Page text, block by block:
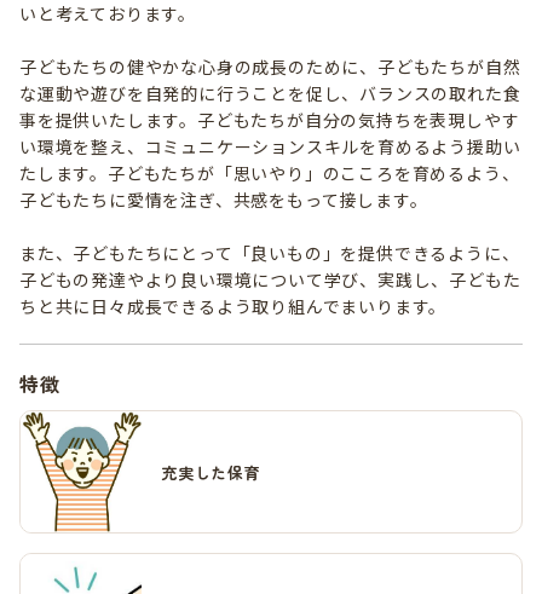
いと考えております。
子どもたちの健やかな心身の成長のために、子どもたちが自然
な運動や遊びを自発的に行うことを促し、バランスの取れた食
事を提供いたします。子どもたちが自分の気持ちを表現しやす
い環境を整え、コミュニケーションスキルを育めるよう援助い
たします。子どもたちが「思いやり」のこころを育めるよう、
子どもたちに愛情を注ぎ、共感をもって接します。
また、子どもたちにとって「良いもの」を提供できるように、
子どもの発達やより良い環境について学び、実践し、子どもた
ちと共に日々成長できるよう取り組んでまいります。
特徴
充実した保育